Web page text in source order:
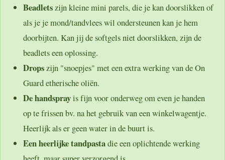
Beadlets zijn kleine mini parels, die je kan doorslikken of
als je je mond/tandvlees wil ondersteunen kan je hem
doorbijten. Kan jij de softgels niet doorslikken, zijn de
beadlets een oplossing.
Drops zijn "snoepjes" met een extra werking van de On
Guard etherische oliën.
De handsprayis fijn voor onderweg om even je handen
op te frissen bv. na het gebruik van een winkelwagentje.
Heerlijk als er geen water in de buurt is.
Een heerlijke tandpastadie een oplichtende werking